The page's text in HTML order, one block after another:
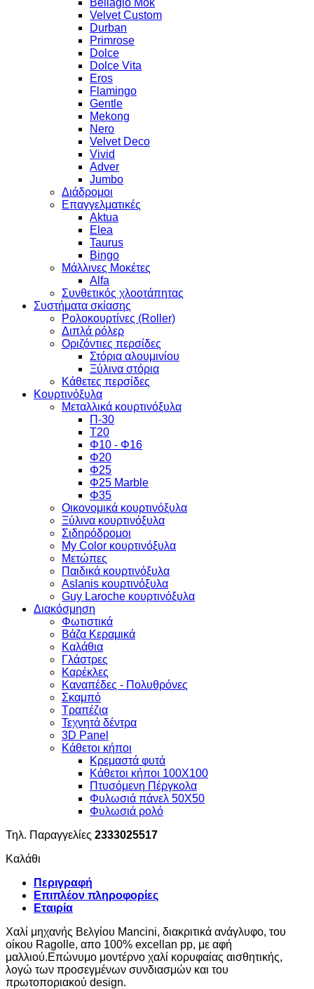
Velvet Custom
Durban
Primrose
Dolce
Dolce Vita
Eros
Flamingo
Gentle
Mekong
Nero
Velvet Deco
Vivid
Adver
Jumbo
Διάδρομοι
Επαγγελματικές
Aktua
Elea
Taurus
Bingo
Μάλλινες Μοκέτες
Alfa
Συνθετικός χλοοτάπητας
Συστήματα σκίασης
Ρολοκουρτίνες (Roller)
Διπλά ρόλερ
Οριζόντιες περσίδες
Στόρια αλουμινίου
Ξύλινα στόρια
Κάθετες περσίδες
Κουρτινόξυλα
Μεταλλικά κουρτινόξυλα
Π-30
Τ20
Φ10 - Φ16
Φ20
Φ25
Φ25 Marble
Φ35
Οικονομικά κουρτινόξυλα
Ξύλινα κουρτινόξυλα
Σιδηρόδρομοι
My Color κουρτινόξυλα
Μετώπες
Παιδικά κουρτινόξυλα
Aslanis κουρτινόξυλα
Guy Laroche κουρτινόξυλα
Διακόσμηση
Φωτιστικά
Βάζα Κεραμικά
Καλάθια
Γλάστρες
Καρέκλες
Καναπέδες - Πολυθρόνες
Σκαμπό
Τραπέζια
Τεχνητά δέντρα
3D Panel
Κάθετοι κήποι
Κρεμαστά φυτά
Κάθετοι κήποι 100Χ100
Πτυσόμενη Πέργκολα
Φυλωσιά πάνελ 50Χ50
Φυλωσιά ρολό
Τηλ. Παραγγελίες 2333025517
Καλάθι
Περιγραφή
Επιπλέον πληροφορίες
Εταιρία
Χαλί μηχανής Βελγίου Mancini, διακριτικά ανάγλυφο, του
οίκου Ragolle, απο 100% excellan pp, με αφή
μαλλιού.Επώνυμο μοντέρνο χαλί κορυφαίας αισθητικής,
λογώ των προσεγμένων συνδιασμών και του
πρωτοποριακού design.